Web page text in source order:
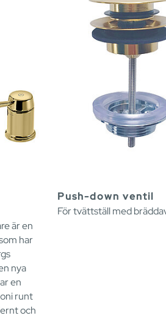
är en
har
nya
en
runt
och
Push-down ventil
För tvättställ med